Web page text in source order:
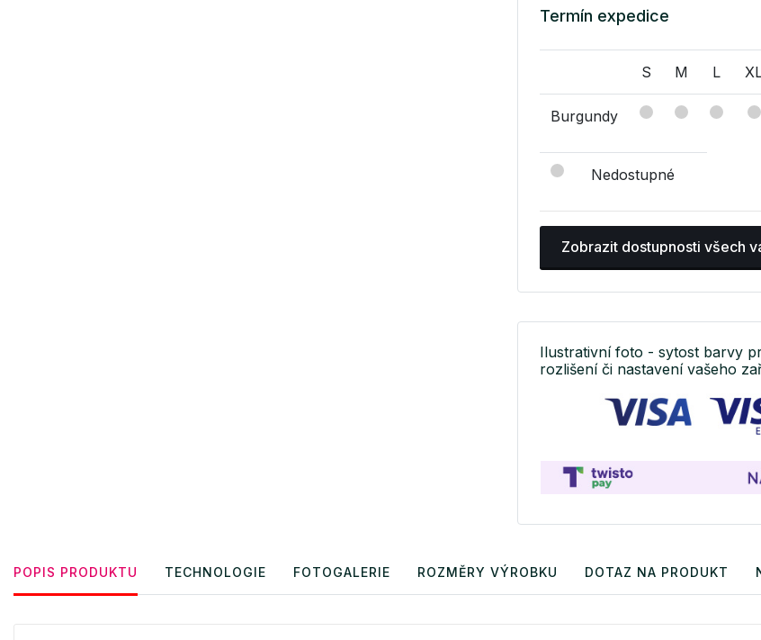
Termín expedice
S M L
Burgundy
Nedostupné
Zobrazit dostupnosti všech
Ilustrativní foto - sytost barvy
rozlišení či nastavení vašeho
POPIS PRODUKTU TECHNOLOGIE FOTOGALERIE ROZMĚRY VÝROBKU DOTAZ NA PRODUKT